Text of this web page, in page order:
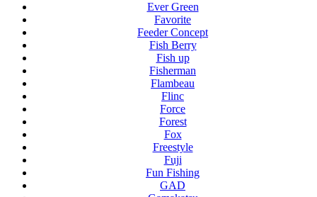
Ever Green
Favorite
Feeder Concept
Fish Berry
Fish up
Fisherman
Flambeau
Flinc
Force
Forest
Fox
Freestyle
Fuji
Fun Fishing
GAD